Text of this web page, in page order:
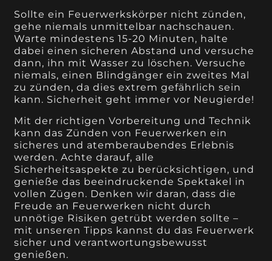
Sollte ein Feuerwerkskörper nicht zünden,
gehe niemals unmittelbar nachschauen.
Warte mindestens 15-20 Minuten, halte
dabei einen sicheren Abstand und versuche
dann, ihn mit Wasser zu löschen. Versuche
niemals, einen Blindgänger ein zweites Mal
zu zünden, da dies extrem gefährlich sein
kann. Sicherheit geht immer vor Neugierde!
Mit der richtigen Vorbereitung und Technik
kann das Zünden von Feuerwerken ein
sicheres und atemberaubendes Erlebnis
werden. Achte darauf, alle
Sicherheitsaspekte zu berücksichtigen, und
genieße das beeindruckende Spektakel in
vollen Zügen. Denken wir daran, dass die
Freude an Feuerwerken nicht durch
unnötige Risiken getrübt werden sollte –
mit unseren Tipps kannst du das Feuerwerk
sicher und verantwortungsbewusst
genießen.